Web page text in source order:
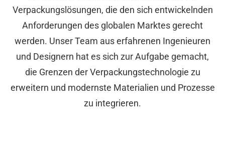
Verpackungslösungen, die den sich entwickelnden
Anforderungen des globalen Marktes gerecht
werden. Unser Team aus erfahrenen Ingenieuren
und Designern hat es sich zur Aufgabe gemacht,
die Grenzen der Verpackungstechnologie zu
erweitern und modernste Materialien und Prozesse
zu integrieren.